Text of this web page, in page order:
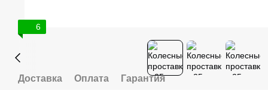
6
Доставка Оплата Гарантия